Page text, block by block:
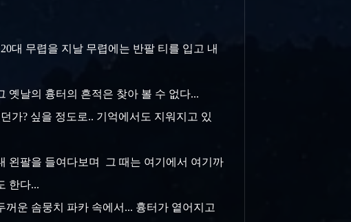
대 무렵을 지날 무렵에는 반팔 티를 입고 내
옛날의 흉터의 흔적은 찾아 볼 수 없다...
가? 싶을 정도로.. 기억에서도 지워지고 있
왼팔을 들여다보며 그 때는 여기에서 여기까
한다...
운 솜뭉치 파카 속에서... 흉터가 옅어지고